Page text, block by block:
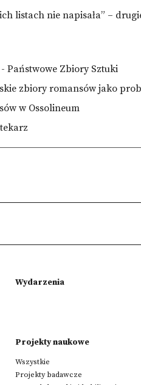
listach nie napisała” –
Państwowe Zbiory Sztuki
zbiory romansów jako
w Ossolineum
Wydarzenia
Projekty naukowe
Wszystkie
Projekty badawcze